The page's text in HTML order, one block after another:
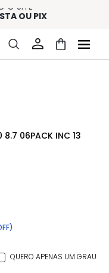
O SITE
OU PIX
REGULAMENTO)
REG.
06PACK INC 13
QUERO APENAS UM GRAU